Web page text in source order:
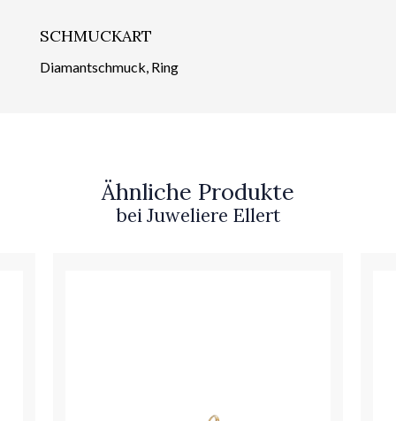
SCHMUCKART
Diamantschmuck, Ring
Ähnliche Produkte
bei Juweliere Ellert